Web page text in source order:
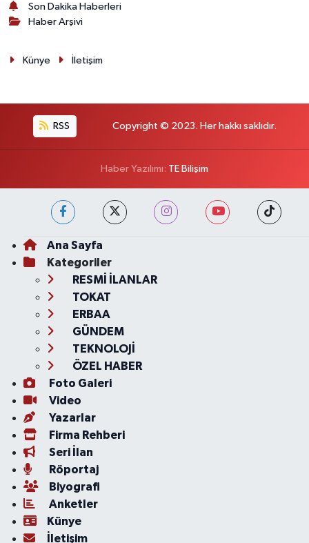
Son Dakika Haberleri
Haber Arşivi
Künye İletişim
RSS Copyright © 2023. Her hakkı saklıdır.
Haber Yazılımı: TE Bilişim
Ana Sayfa
Kategoriler
RESMİ İLANLAR
TOKAT
ERBAA
GÜNDEM
TEKNOLOJİ
ÖZEL HABER
Foto Galeri
Video
Yazarlar
Firma Rehberi
Seri İlan
Röportaj
Biyografi
Anketler
Künye
İletişim